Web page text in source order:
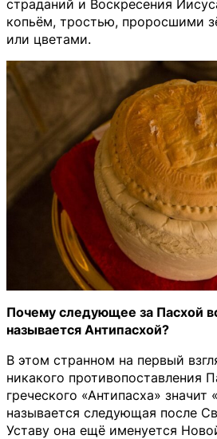
страданий и Воскресения
копьём, тростью, проросшими
или цветами.
Почему следующее за Пасхой
называется Антипасхой?
В этом странном на первый
никакого противопоставления
греческого «Антипасха»
называется следующая после
Уставу она ещё именуется